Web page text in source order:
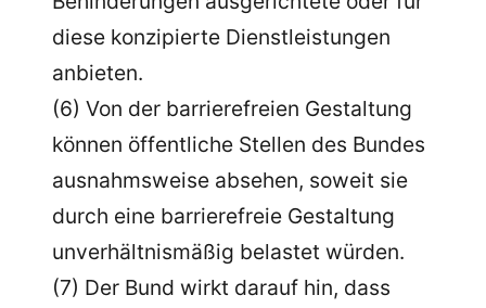
diese konzipierte Dienstleistungen
anbieten.
(6) Von der barrierefreien Gestaltung
können öffentliche Stellen des Bundes
ausnahmsweise absehen, soweit sie
durch eine barrierefreie Gestaltung
unverhältnismäßig belastet würden.
(7) Der Bund wirkt darauf hin, dass